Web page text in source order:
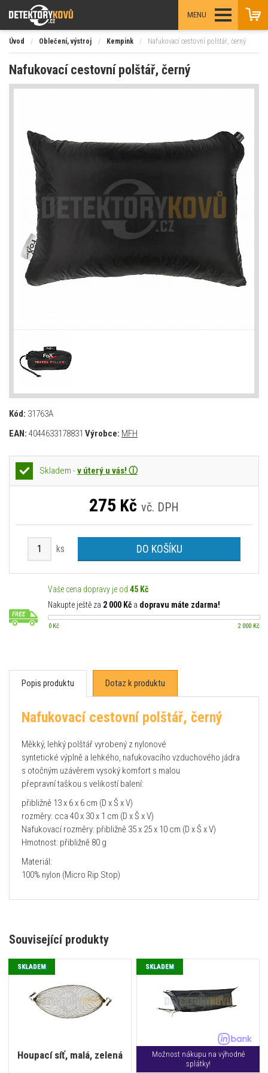
MENU
Úvod / Oblečení, výstroj / Kempink / Nafukovací cestovní polštář, černý
Nafukovací cestovní polštář, černý
Kód: 31763A
EAN: 4044633178831 Výrobce: MFH
Skladem -v úterý u vás! ⓘ
275 Kč vč. DPH
ks DO KOŠÍKU
Vaše cena dopravy je od 45 Kč
Nakupte ještě za 2 000 Kč a dopravu máte zdarma!
0 Kč 2 000 Kč
Popis produktu Dotaz k produktu
Nafukovací cestovní polštář, černý
Měkký, lehký polštář vyrobený z nylonové
syntetické výplně a lehkého, nafukovacího vzduchového jádra
s otočným uzávěrem vysoký komfort s malou
přepravní taškou s velikostí balení:
přibližně 13 x 6 x 6 cm (D x Š x V)
rozměry: cca 40 x 30 x 1 cm (D x Š x V)
Nafukovací rozměry: přibližně 35 x 25 x 10 cm (D x Š x V)
Hmotnost: přibližně 80 g
Materiál:
100% nylon (Micro Rip Stop)
Související produkty
Houpací síť, malá, zelená
SKLADEM
Možnost nákupu na výhodné
splátky!
SKLADEM